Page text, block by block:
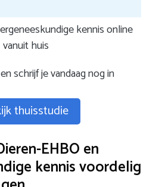
kennis online
vanuit huis
schrijf je vandaag nog in
thuisstudie
EHBO en
kennis voordelig